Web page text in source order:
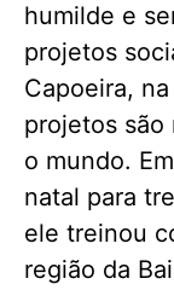
humilde e
projetos
Capoeira,
projetos são
o mundo.
natal para
ele treinou
região da